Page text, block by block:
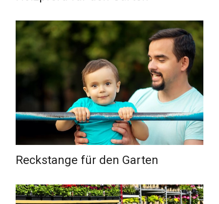
Reckstange für den Garten